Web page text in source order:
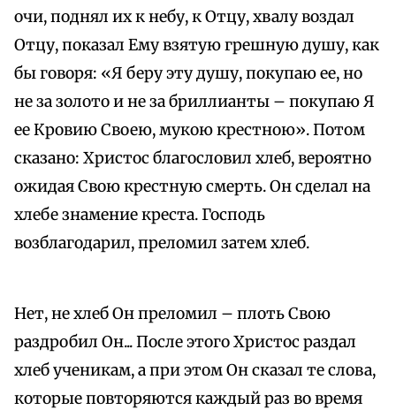
очи, поднял их к небу, к Отцу, хвалу воздал
Отцу, показал Ему взятую грешную душу, как
бы говоря: «Я беру эту душу, покупаю ее, но
не за золото и не за бриллианты – покупаю Я
ее Кровию Своею, мукою крестною». Потом
сказано: Христос благословил хлеб, вероятно
ожидая Свою крестную смерть. Он сделал на
хлебе знамение креста. Господь
возблагодарил, преломил затем хлеб.
Нет, не хлеб Он преломил – плоть Свою
раздробил Он... После этого Христос раздал
хлеб ученикам, а при этом Он сказал те слова,
которые повторяются каждый раз во время